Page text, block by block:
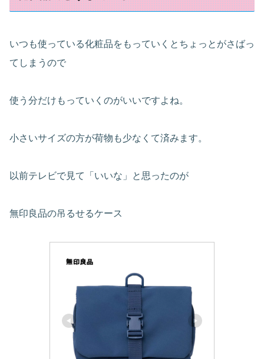
いつも使っている化粧品をもっていくとちょっとがさばっ
てしまうので
使う分だけもっていくのがいいですよね。
小さいサイズの方が荷物も少なくて済みます。
以前テレビで見て「いいな」と思ったのが
無印良品の吊るせるケース